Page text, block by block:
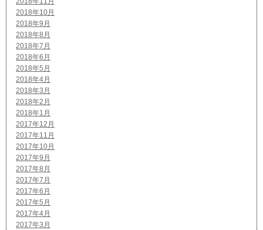
2018年10月
2018年9月
2018年8月
2018年7月
2018年6月
2018年5月
2018年4月
2018年3月
2018年2月
2018年1月
2017年12月
2017年11月
2017年10月
2017年9月
2017年8月
2017年7月
2017年6月
2017年5月
2017年4月
2017年3月